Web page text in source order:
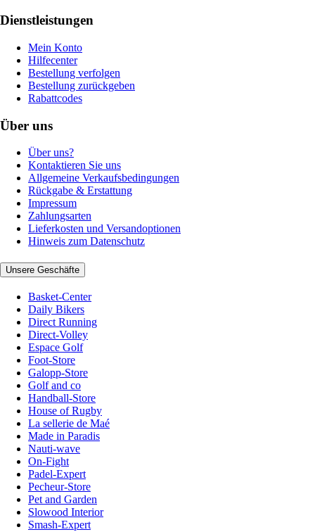
Dienstleistungen
Mein Konto
Hilfecenter
Bestellung verfolgen
Bestellung zurückgeben
Rabattcodes
Über uns
Über uns?
Kontaktieren Sie uns
Allgemeine Verkaufsbedingungen
Rückgabe & Erstattung
Impressum
Zahlungsarten
Lieferkosten und Versandoptionen
Hinweis zum Datenschutz
Unsere Geschäfte
Basket-Center
Daily Bikers
Direct Running
Direct-Volley
Espace Golf
Foot-Store
Galopp-Store
Golf and co
Handball-Store
House of Rugby
La sellerie de Maé
Made in Paradis
Nauti-wave
On-Fight
Padel-Expert
Pecheur-Store
Pet and Garden
Slowood Interior
Smash-Expert